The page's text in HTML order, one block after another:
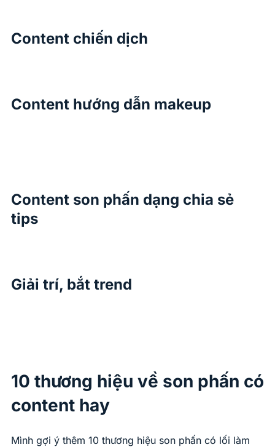
Content chiến dịch
Content hướng dẫn makeup
Content son phấn dạng chia sẻ
tips
Giải trí, bắt trend
10 thương hiệu về son phấn có
content hay
Mình gợi ý thêm 10 thương hiệu son phấn có lối làm